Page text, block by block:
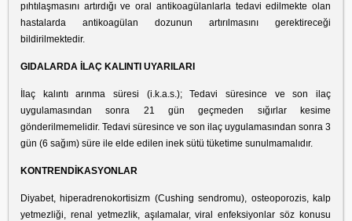
pıhtılaşmasını artırdığı ve oral antikoagülanlarla tedavi edilmekte olan
hastalarda antikoagülan dozunun artırılmasını gerektireceği
bildirilmektedir.
GIDALARDA İLAÇ KALINTI UYARILARI
İlaç kalıntı arınma süresi (i.k.a.s.); Tedavi süresince ve son ilaç
uygulamasından sonra 21 gün geçmeden sığırlar kesime
gönderilmemelidir. Tedavi süresince ve son ilaç uygulamasından sonra 3
gün (6 sağım) süre ile elde edilen inek sütü tüketime sunulmamalıdır.
KONTRENDİKASYONLAR
Diyabet, hiperadrenokortisizm (Cushing sendromu), osteoporozis, kalp
yetmezliği, renal yetmezlik, aşılamalar, viral enfeksiyonlar söz konusu